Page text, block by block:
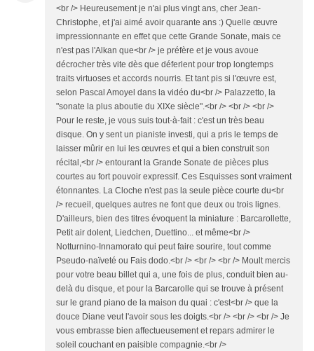
<br /> Heureusement je n'ai plus vingt ans, cher Jean-
Christophe, et j'ai aimé avoir quarante ans :) Quelle œuvre
impressionnante en effet que cette Grande Sonate, mais ce
n'est pas l'Alkan que<br /> je préfère et je vous avoue
décrocher très vite dès que déferlent pour trop longtemps
traits virtuoses et accords nourris. Et tant pis si l'œuvre est,
selon Pascal Amoyel dans la vidéo du<br /> Palazzetto, la
"sonate la plus aboutie du XIXe siècle".<br /> <br /> <br />
Pour le reste, je vous suis tout-à-fait : c'est un très beau
disque. On y sent un pianiste investi, qui a pris le temps de
laisser mûrir en lui les œuvres et qui a bien construit son
récital,<br /> entourant la Grande Sonate de pièces plus
courtes au fort pouvoir expressif. Ces Esquisses sont vraiment
étonnantes. La Cloche n'est pas la seule pièce courte du<br
/> recueil, quelques autres ne font que deux ou trois lignes.
D'ailleurs, bien des titres évoquent la miniature : Barcarollette,
Petit air dolent, Liedchen, Duettino... et même<br />
Notturnino-Innamorato qui peut faire sourire, tout comme
Pseudo-naïveté ou Fais dodo.<br /> <br /> <br /> Moult mercis
pour votre beau billet qui a, une fois de plus, conduit bien au-
delà du disque, et pour la Barcarolle qui se trouve à présent
sur le grand piano de la maison du quai : c'est<br /> que la
douce Diane veut l'avoir sous les doigts.<br /> <br /> <br /> Je
vous embrasse bien affectueusement et repars admirer le
soleil couchant en paisible compagnie.<br />